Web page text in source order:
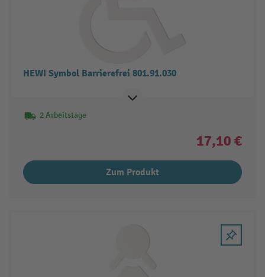
HEWI Symbol Barrierefrei 801.91.030
2 Arbeitstage
17,10 €
Zum Produkt